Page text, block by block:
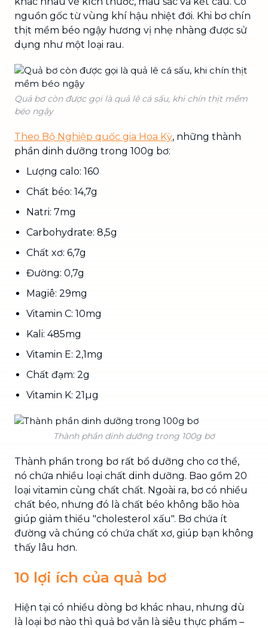
nguồn gốc từ vùng khí hậu nhiệt đới. Khi bơ chín
thịt mềm béo ngậy hương vị nhẹ nhàng được sử
dụng như một loại rau.
Quả bơ còn được gọi là quả lê cá sấu, khi chín thịt mềm
béo ngậy
Theo Bộ Nghiệp quốc gia Hoa Kỳ, những thành
phần dinh dưỡng trong 100g bơ:
Lượng calo: 160
Chất béo: 14,7g
Natri: 7mg
Carbohydrate: 8,5g
Chất xơ: 6,7g
Đường: 0,7g
Magiê: 29mg
Vitamin C: 10mg
Kali: 485mg
Vitamin E: 2,1mg
Chất đạm: 2g
Vitamin K: 21µg
Thành phần dinh dưỡng trong 100g bơ
Thành phần trong bơ rất bổ dưỡng cho cơ thể,
nó chứa nhiều loại chất dinh dưỡng. Bao gồm 20
loại vitamin cùng chất chất. Ngoài ra, bơ có nhiều
chất béo, nhưng đó là chất béo không bão hòa
giúp giảm thiểu "cholesterol xấu". Bơ chứa ít
đường và chúng có chứa chất xơ, giúp bạn không
thấy lâu hơn.
10 lợi ích của quả bơ
Hiện tại có nhiều dòng bơ khác nhau, nhưng dù
là loại bơ nào thì quả bơ vẫn là siêu thực phẩm –